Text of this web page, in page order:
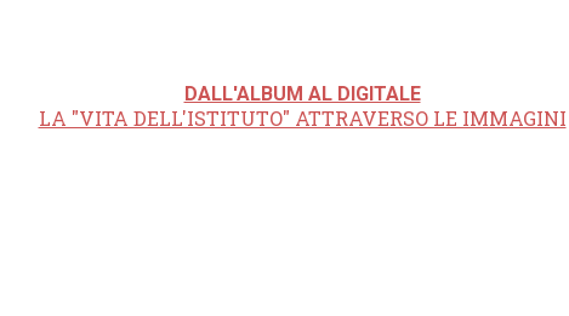
DALL'ALBUM AL DIGITALE
LA "VITA DELL'ISTITUTO" ATTRAVERSO LE IMMAGINI